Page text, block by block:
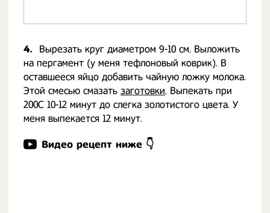
4.
Вырезать круг диаметром 9-10 см. Выложить
на пергамент (у меня тефлоновый коврик). В
оставшееся яйцо добавить чайную ложку молока.
Этой смесью смазать заготовки. Выпекать при
200С 10-12 минут до слегка золотистого цвета. У
меня выпекается 12 минут.
Видео рецепт ниже 👇